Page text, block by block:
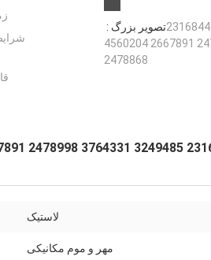
تصویر بزرگ :3769011 کیت مهر 2316844
3249485 3764331 2478998 2667891 4560204
2478868
لاستیک
مهر و موم مکانیکی